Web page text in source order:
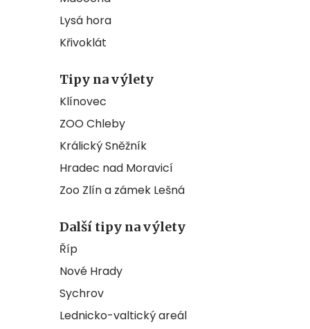
Lysá hora
Křivoklát
Tipy na výlety
Klínovec
ZOO Chleby
Králický Sněžník
Hradec nad Moravicí
Zoo Zlín a zámek Lešná
Další tipy na výlety
Říp
Nové Hrady
Sychrov
Lednicko-valtický areál